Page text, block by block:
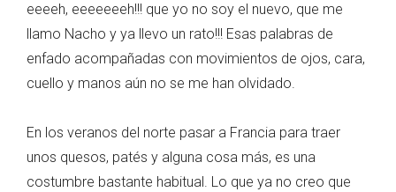
eeeeh, eeeeeeeh!!! que yo no soy el nuevo, que me
llamo Nacho y ya llevo un rato!!! Esas palabras de
enfado acompañadas con movimientos de ojos, cara,
cuello y manos aún no se me han olvidado.
En los veranos del norte pasar a Francia para traer
unos quesos, patés y alguna cosa más, es una
costumbre bastante habitual. Lo que ya no creo que